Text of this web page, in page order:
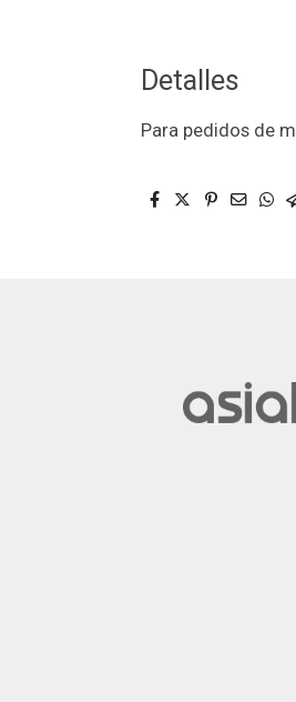
Detalles
Para pedidos de